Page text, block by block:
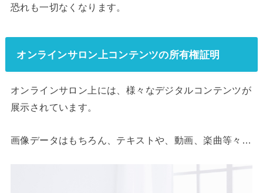
恐れも一切なくなります。
オンラインサロン上コンテンツの所有権証明
オンラインサロン上には、様々なデジタルコンテンツが
展示されています。
画像データはもちろん、テキストや、動画、楽曲等々…